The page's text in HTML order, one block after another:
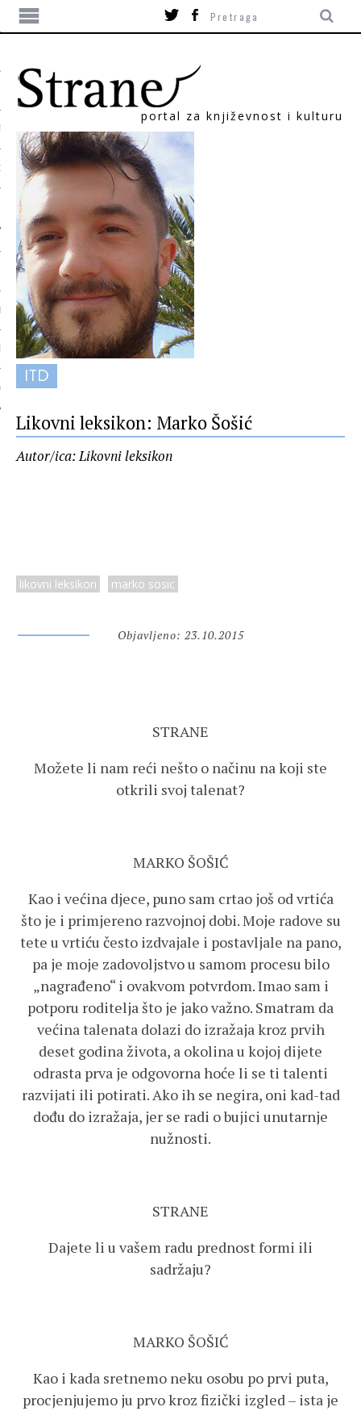
portal za književnost i kulturu
ITD
Likovni leksikon: Marko Šošić
Autor/ica: Likovni leksikon
likovni leksikon marko sosic
Objavljeno: 23.10.2015
STRANE
Možete li nam reći nešto o načinu na koji ste
otkrili svoj talenat?
MARKO ŠOŠIĆ
Kao i većina djece, puno sam crtao još od vrtića
što je i primjereno razvojnoj dobi. Moje radove su
tete u vrtiću često izdvajale i postavljale na pano,
pa je moje zadovoljstvo u samom procesu bilo
„nagrađeno“ i ovakvom potvrdom. Imao sam i
potporu roditelja što je jako važno. Smatram da
većina talenata dolazi do izražaja kroz prvih
deset godina života, a okolina u kojoj dijete
odrasta prva je odgovorna hoće li se ti talenti
razvijati ili potirati. Ako ih se negira, oni kad-tad
dođu do izražaja, jer se radi o bujici unutarnje
nužnosti.
STRANE
Dajete li u vašem radu prednost formi ili
sadržaju?
MARKO ŠOŠIĆ
Kao i kada sretnemo neku osobu po prvi puta,
procjenjujemo ju prvo kroz fizički izgled – ista je